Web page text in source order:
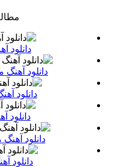
دانلود
دانلود
دانلود
دانلود
دانلود
دانلود